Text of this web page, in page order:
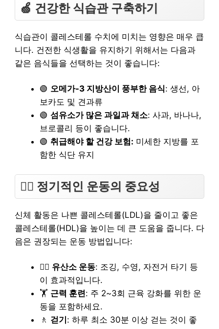
🍏 건강한 식습관 구축하기
식습관이 콜레스테롤 수치에 미치는 영향은 매우 큽
니다. 건전한 식생활을 유지하기 위해서는 다음과
같은 음식들을 선택하는 것이 좋습니다:
🟢 오메가-3 지방산이 풍부한 음식: 생선, 아
보카도 및 견과류
🟢 섬유소가 많은 과일과 채소: 사과, 바나나,
브로콜리 등이 좋습니다.
🟢 취급해야 할 건강 보험: 미세한 지방를 포
함한 식단 유지
🏃‍♂️ 정기적인 운동의 중요성
신체 활동은 나쁜 콜레스테롤(LDL)을 줄이고 좋은
콜레스테롤(HDL)을 높이는 데 큰 도움을 줍니다. 다
음은 권장되는 운동 방법입니다:
🏃‍♀️ 유산소 운동: 조깅, 수영, 자전거 타기 등
이 효과적입니다.
🏋️ 근력 훈련: 주 2~3회 근육 강화를 위한 운
동을 포함하세요.
🚶 걷기 : 하루 최소 30분 이상 걷는 것이 좋